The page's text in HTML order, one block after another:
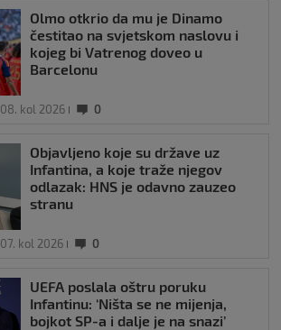
Olmo otkrio da mu je Dinamo
čestitao na svjetskom naslovu i
kojeg bi Vatrenog doveo u
Barcelonu
08. kol 2026 0
Objavljeno koje su države uz
Infantina, a koje traže njegov
odlazak: HNS je odavno zauzeo
stranu
07. kol 2026 0
UEFA poslala oštru poruku
Infantinu: ‘Ništa se ne mijenja,
bojkot SP-a i dalje je na snazi’